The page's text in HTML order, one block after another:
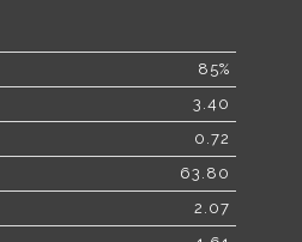
85%
3.40
0.72
63.80
2.07